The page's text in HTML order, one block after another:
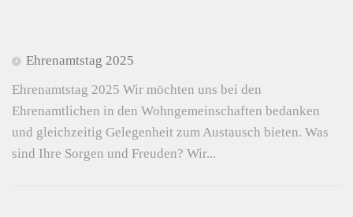
Ehrenamtstag 2025
Ehrenamtstag 2025 Wir möchten uns bei den
Ehrenamtlichen in den Wohngemeinschaften bedanken
und gleichzeitig Gelegenheit zum Austausch bieten. Was
sind Ihre Sorgen und Freuden? Wir...